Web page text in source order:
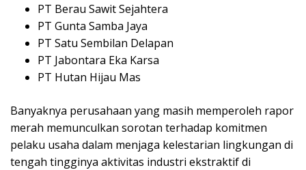
PT Berau Sawit Sejahtera
PT Gunta Samba Jaya
PT Satu Sembilan Delapan
PT Jabontara Eka Karsa
PT Hutan Hijau Mas
Banyaknya perusahaan yang masih memperoleh rapor
merah memunculkan sorotan terhadap komitmen
pelaku usaha dalam menjaga kelestarian lingkungan di
tengah tingginya aktivitas industri ekstraktif di